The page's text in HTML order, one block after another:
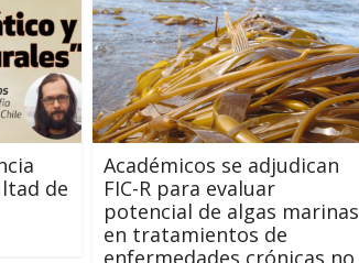
de
Académicos se adjudican
FIC-R para evaluar
potencial de algas marinas
en tratamientos de
enfermedades crónicas no